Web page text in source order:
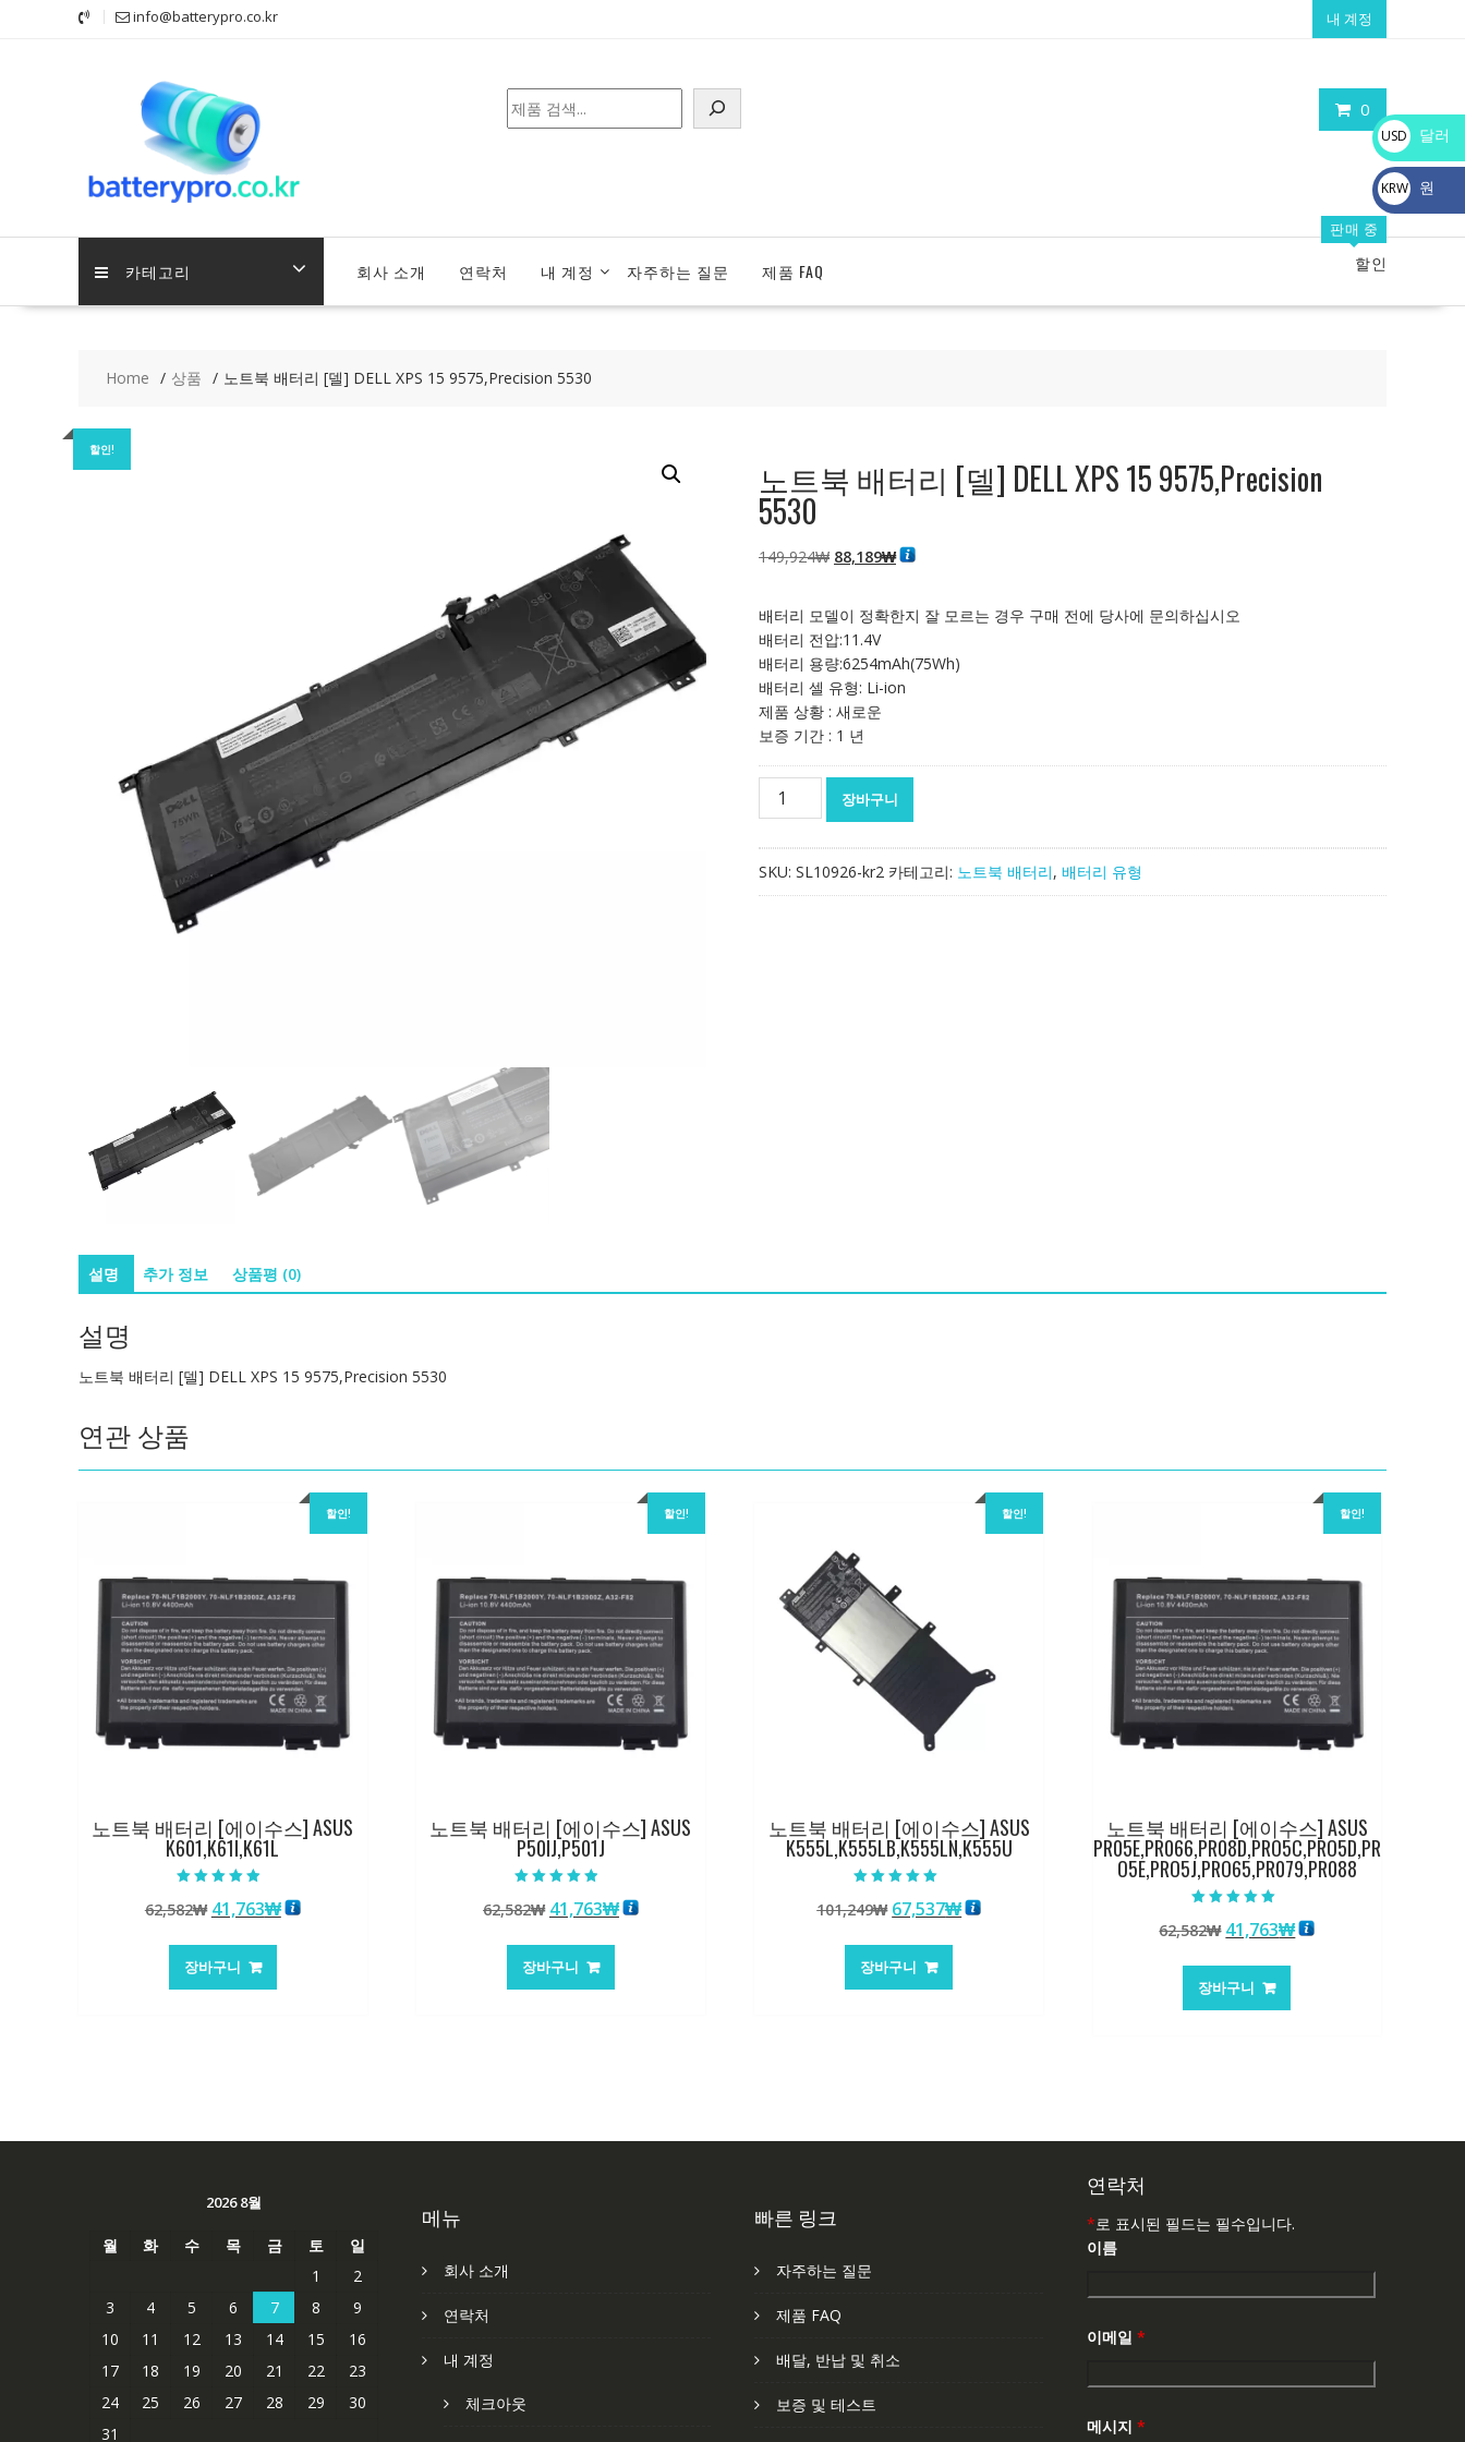
info@batterypro.co.kr 내 계정
0
검
색
카테고리 회사 소개 연락처 내 계정 자주하는 질문 제품 FAQ
판매 중
할인
Home 상품 노트북 배터리 [델] DELL XPS 15 9575,Precision 5530
할인!
노트북 배터리 [델] DELL XPS 15 9575,Precision
5530
149,924₩ 원
격:
149,924₩
88,189₩현
격:
배터리 모델이 정확한지 잘 모르는 경우 구매 전에 당사에 문의하십시오
배터리 전압:11.4V
배터리 용량:6254mAh(75Wh)
배터리 셀 유형: Li-ion
제품 상황 : 새로운
보증 기간 : 1 년
터
장바구니
SKU: SL10926-kr2 카테고리: 노트북 배터리, 배터리 유형
설명 추가 정보 상품평 (0)
설명
노트북 배터리 [델] DELL XPS 15 9575,Precision 5530
연관 상품
할인!
노트북 배터리 [에이수스] ASUS
K601,K61I,K61L
4.50
로 평가됨
62,582₩ 원
가
격:
41,763₩현
장바구니
할인!
노트북 배터리 [에이수스] ASUS
P50IJ,P501J
4.50
로 평가됨
62,582₩ 원
가
격:
41,763₩현
장바구니
할인!
노트북 배터리 [에이수스] ASUS
K555L,K555LB,K555LN,K555U
5.00
로 평가됨
101,249₩ 원
가
격:
67,537₩현
장바구니
할인!
노트북 배터리 [에이수스] ASUS
PR05E,PR066,PR08D,PRO5C,PRO5D,PR
O5E,PRO5J,PRO65,PR079,PR088
5.00
로 평가됨
62,582₩ 원
가
격:
41,763₩현
장바구니
2026 8월
월 화 수 목 금 토
일
1
2
3
4 5 6 7 8
9
10
11 12 13 14 15
16
17
18 19 20 21 22
23
24
25 26 27 28 29
30
31
메뉴
회사 소개
연락처
내 계정
체크아웃
빠른 링크
자주하는 질문
제품 FAQ
배달, 반납 및 취소
보증 및 테스트
연락처
*로 표시된 필드는 필수입니다.
이름
이메일 *
메시지 *
USD
$
달러
KRW
₩
원